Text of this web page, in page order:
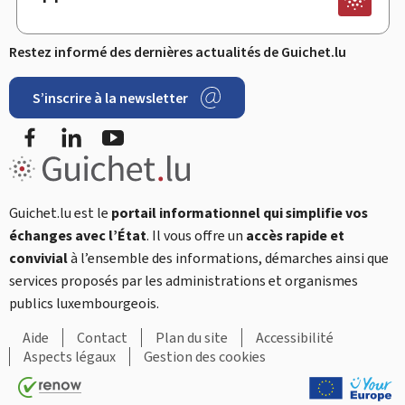
Restez informé des dernières actualités de Guichet.lu
S’inscrire à la newsletter
FacebookLinkedIn
Guichet.lu est le portail informationnel qui simplifie vos
échanges avec l’État. Il vous offre un accès rapide et
convivialà l’ensemble des informations, démarches ainsi que
services proposés par les administrations et organismes
publics luxembourgeois.
Aide
Contact Plan du site
Accessibilité
Aspects légaux
Gestion des cookies